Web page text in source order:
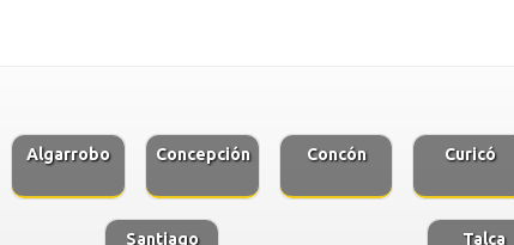
Algarrobo Concepción Concón Curicó
Santiago Talca